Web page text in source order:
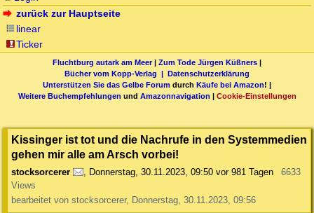
zurück zur Hauptseite
linear
Ticker
Fluchtburg autark am Meer| Zum Tode Jürgen Küßners |
Bücher vom Kopp-Verlag | Datenschutzerklärung
Unterstützen Sie das Gelbe Forum durch Käufe bei Amazon! |
Weitere Buchempfehlungen und Amazonnavigation | Cookie-Einstellungen
Kissinger ist tot und die Nachrufe in den Systemmedien
gehen mir alle am Arsch vorbei!
stocksorcerer , Donnerstag, 30.11.2023, 09:50 vor 981 Tagen
6633
Views
bearbeitet von stocksorcerer, Donnerstag, 30.11.2023, 09:56